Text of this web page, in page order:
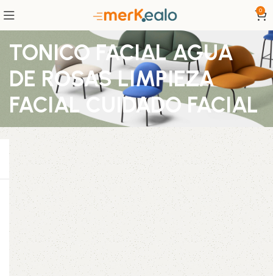
0
TONICO FACIAL AGUA
DE ROSAS LIMPIEZA
FACIAL CUIDADO FACIAL